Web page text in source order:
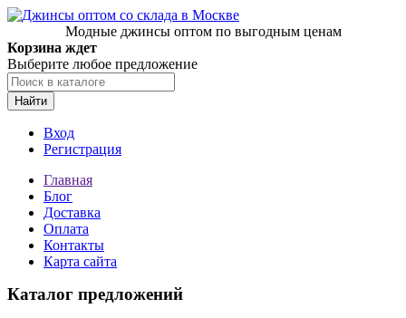
Модные джинсы оптом по выгодным ценам
Корзина ждет
Выберите любое предложение
Найти
Вход
Регистрация
Главная
Блог
Доставка
Оплата
Контакты
Карта сайта
Каталог предложений